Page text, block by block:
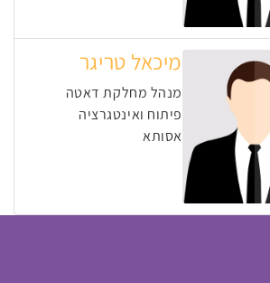
מיכאל טריגר
מנהל מחלקת דאטה
פיתוח ואינטגרציה
אסותא